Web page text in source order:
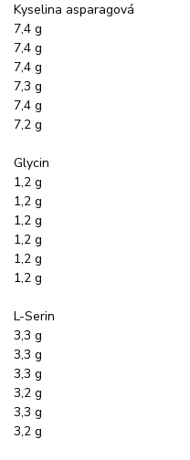
Kyselina asparagová
7,4 g
7,4 g
7,4 g
7,3 g
7,4 g
7,2 g
Glycin
1,2 g
1,2 g
1,2 g
1,2 g
1,2 g
1,2 g
L-Serin
3,3 g
3,3 g
3,3 g
3,2 g
3,3 g
3,2 g